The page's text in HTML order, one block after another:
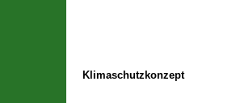
Klimaschutzkonzept